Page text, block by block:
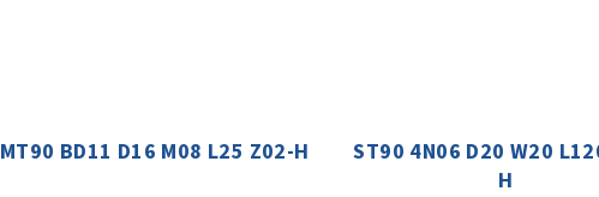
MT90 BD11 D16 M08 L25 Z02-H
ST90 4N06 D20 W20
H